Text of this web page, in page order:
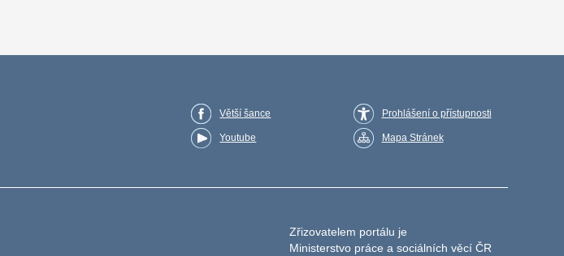
Větší šance
Youtube
Prohlášení o přístupnosti
Mapa Stránek
Zřizovatelem portálu je
Ministerstvo práce a sociálních věcí ČR